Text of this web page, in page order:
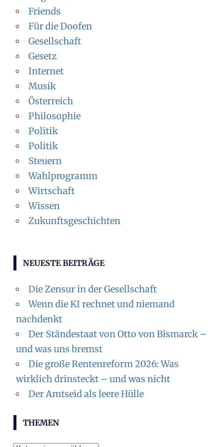
Friends
Für die Doofen
Gesellschaft
Gesetz
Internet
Musik
Österreich
Philosophie
Politik
Politik
Steuern
Wahlprogramm
Wirtschaft
Wissen
Zukunftsgeschichten
NEUESTE BEITRÄGE
Die Zensur in der Gesellschaft
Wenn die KI rechnet und niemand
nachdenkt
Der Ständestaat von Otto von Bismarck –
und was uns bremst
Die große Rentenreform 2026: Was
wirklich drinsteckt – und was nicht
Der Amtseid als leere Hülle
THEMEN